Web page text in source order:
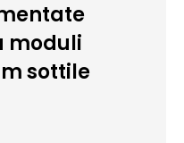
moduli
sottile